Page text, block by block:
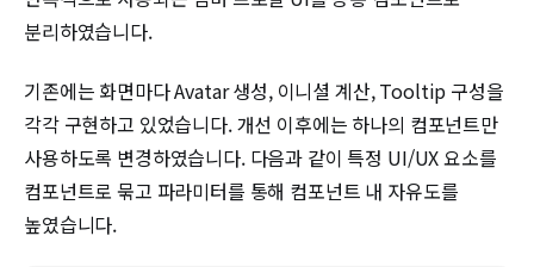
분리하였습니다.
기존에는 화면마다 Avatar 생성, 이니셜 계산, Tooltip 구성을
각각 구현하고 있었습니다. 개선 이후에는 하나의 컴포넌트만
사용하도록 변경하였습니다. 다음과 같이 특정 UI/UX 요소를
컴포넌트로 묶고 파라미터를 통해 컴포넌트 내 자유도를
높였습니다.